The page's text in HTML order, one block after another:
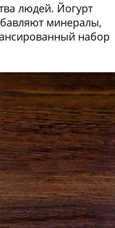
людей. Йогурт
минералы,
набор